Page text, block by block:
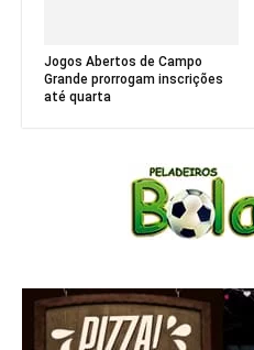
Jogos Abertos de Campo
Grande prorrogam inscrições
até quarta